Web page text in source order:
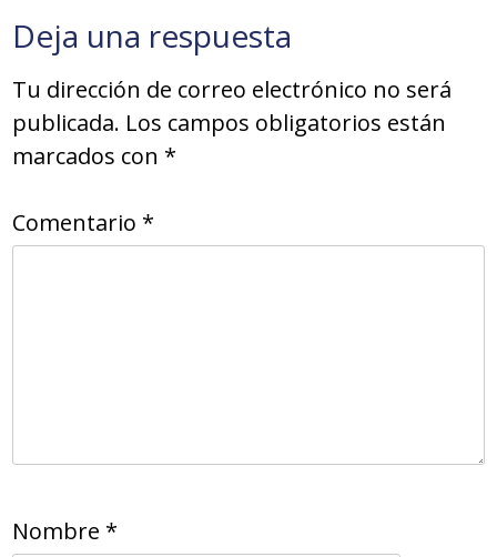
Deja una respuesta
Tu dirección de correo electrónico no será
publicada. Los campos obligatorios están
marcados con *
Comentario *
Nombre *